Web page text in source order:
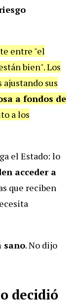
entre "el
bien". Los
ajustando sus
a fondos de
a los
el Estado: lo
acceder a
que reciben
sano. No dijo
decidió